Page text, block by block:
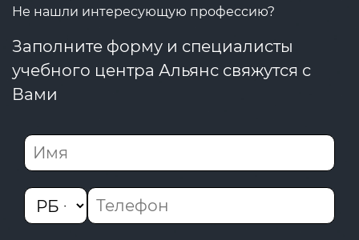
Не нашли интересующую профессию?
Заполните форму и специалисты
учебного центра Альянс свяжутся с
Вами